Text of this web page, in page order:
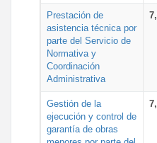
Prestación de
asistencia técnica por
parte del Servicio de
Normativa y
Coordinación
Administrativa
Gestión de la
ejecución y control de
garantía de obras